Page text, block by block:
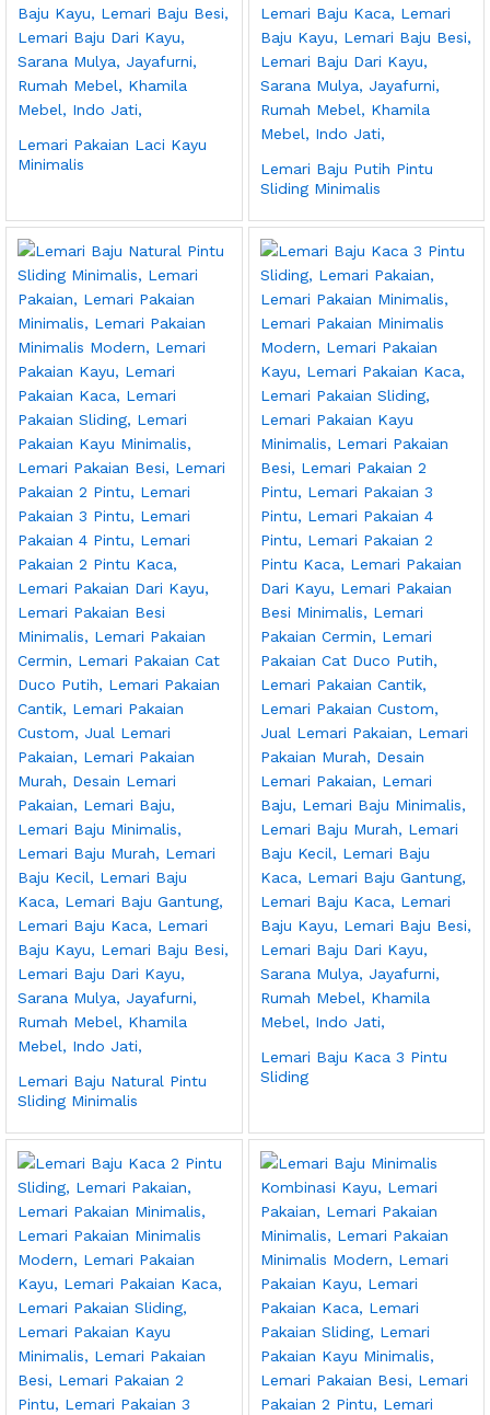
Lemari Pakaian Laci Kayu
Minimalis
Lemari Baju Putih Pintu
Sliding Minimalis
Lemari Baju Natural Pintu
Sliding Minimalis
Lemari Baju Kaca 3 Pintu
Sliding